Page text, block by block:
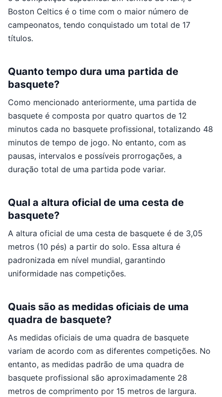
Boston Celtics é o time com o maior número de
campeonatos, tendo conquistado um total de 17
títulos.
Quanto tempo dura uma partida de
basquete?
Como mencionado anteriormente, uma partida de
basquete é composta por quatro quartos de 12
minutos cada no basquete profissional, totalizando 48
minutos de tempo de jogo. No entanto, com as
pausas, intervalos e possíveis prorrogações, a
duração total de uma partida pode variar.
Qual a altura oficial de uma cesta de
basquete?
A altura oficial de uma cesta de basquete é de 3,05
metros (10 pés) a partir do solo. Essa altura é
padronizada em nível mundial, garantindo
uniformidade nas competições.
Quais são as medidas oficiais de uma
quadra de basquete?
As medidas oficiais de uma quadra de basquete
variam de acordo com as diferentes competições. No
entanto, as medidas padrão de uma quadra de
basquete profissional são aproximadamente 28
metros de comprimento por 15 metros de largura.